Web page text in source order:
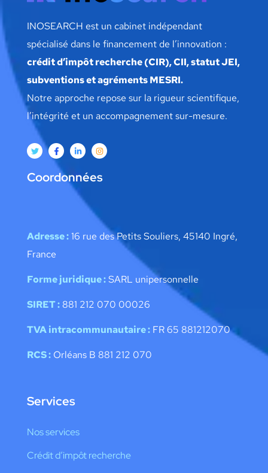
INOSEARCH est un cabinet indépendant
spécialisé dans le financement de l’innovation :
crédit d’impôt recherche (CIR), CII, statut JEI,
subventions et agréments MESRI.
Notre approche repose sur la rigueur scientifique,
l’intégrité et un accompagnement sur-mesure.
Coordonnées
Adresse :16 rue des Petits Souliers, 45140 Ingré,
France
Forme juridique :SARL unipersonnelle
SIRET : 881 212 070 00026
TVA intracommunautaire : FR 65 881212070
RCS : Orléans B 881 212 070
Services
Nos services
Crédit d’impôt recherche